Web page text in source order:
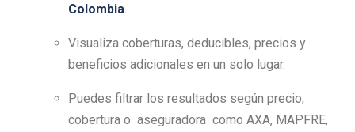
Colombia.
Visualiza coberturas, deducibles, precios y
beneficios adicionales en un solo lugar.
Puedes filtrar los resultados según precio,
cobertura o aseguradora como AXA, MAPFRE,